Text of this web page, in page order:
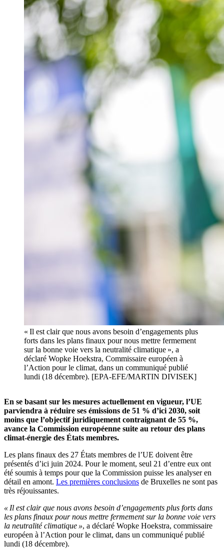
« Il est clair que nous avons besoin d’engagements plus
forts dans les plans finaux pour nous mettre fermement
sur la bonne voie vers la neutralité climatique », a
déclaré Wopke Hoekstra, Commissaire européen à
l’Action pour le climat, dans un communiqué publié
lundi (18 décembre). [EPA-EFE/MARTIN DIVISEK]
En se basant sur les mesures actuellement en vigueur, l’UE
parviendra à réduire ses émissions de 51 % d’ici 2030, soit
moins que l’objectif juridiquement contraignant de 55 %,
avance la Commission européenne suite au retour des plans
climat-énergie des États membres.
Les plans finaux des 27 États membres de l’UE doivent être
présentés d’ici juin 2024. Pour le moment, seul 21 d’entre eux ont
été soumis à temps pour que la Commission puisse les analyser en
détail en amont. Les premières conclusions de Bruxelles ne sont pas
très réjouissantes.
« Il est clair que nous avons besoin d’engagements plus forts dans
les plans finaux pour nous mettre fermement sur la bonne voie vers
la neutralité climatique », a déclaré Wopke Hoekstra, commissaire
européen à l’Action pour le climat, dans un communiqué publié
lundi (18 décembre).